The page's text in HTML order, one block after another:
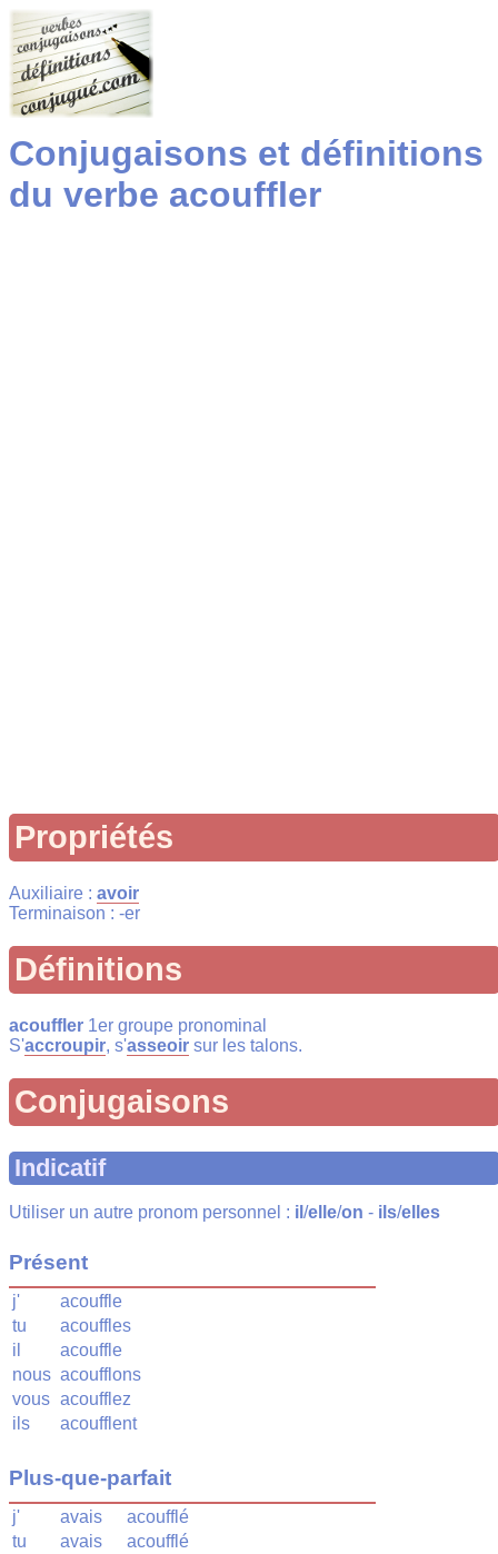
Conjugaisons et définitions
du verbe acouffler
Propriétés
Auxiliaire : avoir
Terminaison : -er
Définitions
acouffler 1er groupe pronominal
S'accroupir, s'asseoir sur les talons.
Conjugaisons
Indicatif
Utiliser un autre pronom personnel : il /elle/on - ils/elles
Présent
j'
acouffle
tu
acouffles
il
acouffle
nous acoufflons
vous acoufflez
ils
acoufflent
Plus-que-parfait
j' avais
acoufflé
tu
avais
acoufflé